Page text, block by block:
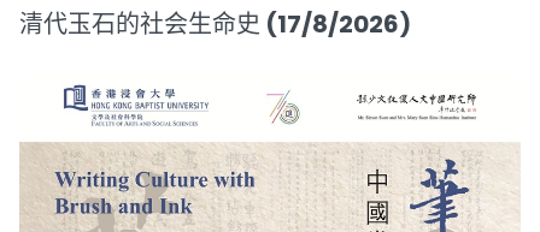
清代玉石的社会生命史 (17/8/2026)